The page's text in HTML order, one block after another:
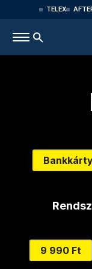
TELEX
9 990 Ft